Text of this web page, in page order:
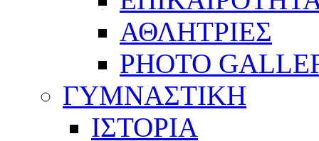
ΑΘΛΗΤΡΙΕΣ
PHOTO
ΓΥΜΝΑΣΤΙΚΗ
ΙΣΤΟΡΙΑ